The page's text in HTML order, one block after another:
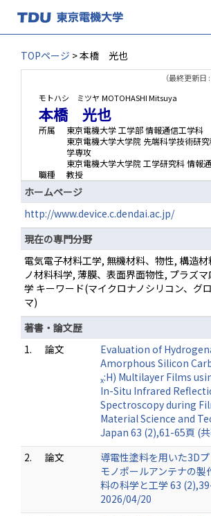
TOPページ > 本橋 光也
（最終更新日
モトハシ ミツヤ MOTOHASHI Mitsuya
本橋 光也
所属
東京電機大学 工学部 情報通信工学科
東京電機大学大学院 先端科学技術研
学専攻
東京電機大学大学院 工学研究科 情報
職種
教授
ホームページ
http://www.device.c.dendai.ac.jp/
現在の専門分野
電気電子材料工学, 無機材料、物性, 構造
ノ材料科学, 薄膜、表面界面物性, プラズ
学 キーワード(マイクロナノシリコン、グ
マ)
著書・論文歴
1.
論文
Evaluation of
Amorphous Silicon
x:H) Multilayer Films
In-Situ Infrared
Spectroscopy during
Material Science and
Japan 63 (2),61-65頁 (
2.
論文
導電性塗料を用いた3D
モノポールアンテナの製
料の科学と工学 63
2026/04/20